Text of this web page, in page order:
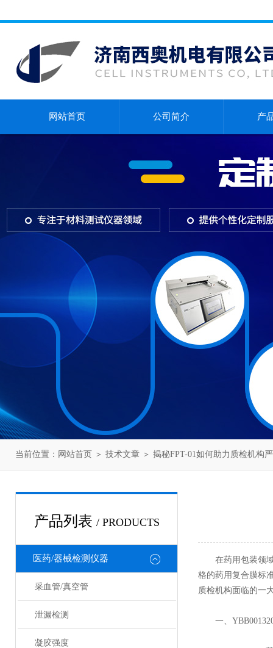
网站首页 公司简介 产
当前位置： 网站首页 ＞ 技术文章 ＞ 揭秘FPT-01如何助力质检机构
产品列表 / PRODUCTS
医药/器械检测仪器
采血管/真空管
泄漏检测
凝胶强度
在药用包装领域
格的药用复合膜标
质检机构面临的一
一、